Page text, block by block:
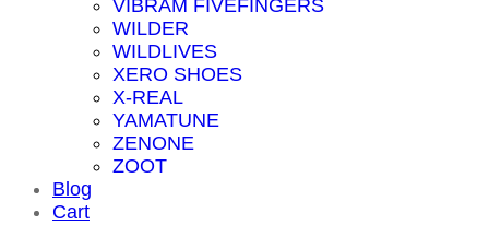
VIBRAM FIVEFINGERS
WILDER
WILDLIVES
XERO SHOES
X-REAL
YAMATUNE
ZENONE
ZOOT
Blog
Cart